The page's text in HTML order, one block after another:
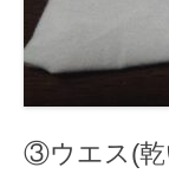
③ウエス(乾